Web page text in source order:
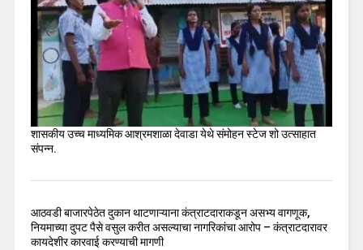
शासकीय उच्च माध्यमिक आश्रमशाळा देवाडा येथे संमोहन स्टेज शो उत्साहात
संपन्न.
आठवडी बाजारपेठेत दुकान थाटणाऱ्याना कंत्राटदाराकडून असभ्य वागणूक,
नियमाच्या दुपट पैसे वसुल करीत असल्याचा नागरिकांचा आरोप – कंत्राटदारावर
कायदेशीर कारवाई करण्याची मागणी